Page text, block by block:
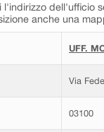
l'indirizzo dell'ufficio
anche una
UFF.
Via
03100